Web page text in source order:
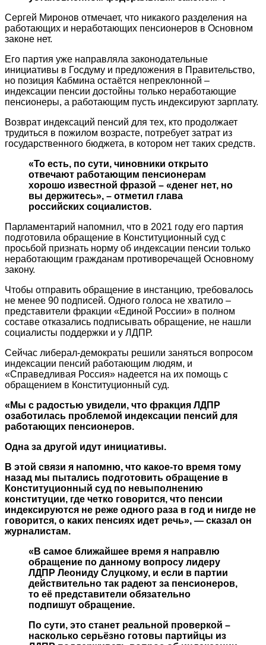
Сергей Миронов отмечает, что никакого разделения на
работающих и неработающих пенсионеров в Основном
законе нет.
Его партия уже направляла законодательные
инициативы в Госдуму и предложения в Правительство,
но позиция Кабмина остаётся непреклонной –
индексации пенсии достойны только неработающие
пенсионеры, а работающим пусть индексируют зарплату.
Возврат индексаций пенсий для тех, кто продолжает
трудиться в пожилом возрасте, потребует затрат из
государственного бюджета, в котором нет таких средств.
«То есть, по сути, чиновники открыто
отвечают работающим пенсионерам
хорошо известной фразой – «денег нет, но
вы держитесь», – отметил глава
российских социалистов.
Парламентарий напомнил, что в 2021 году его партия
подготовила обращение в Конституционный суд с
просьбой признать норму об индексации пенсии только
неработающим гражданам противоречащей Основному
закону.
Чтобы отправить обращение в инстанцию, требовалось
не менее 90 подписей. Одного голоса не хватило –
представители фракции «Единой России» в полном
составе отказались подписывать обращение, не нашли
социалисты поддержки и у ЛДПР.
Сейчас либерал-демократы решили заняться вопросом
индексации пенсий работающим людям, и
«Справедливая Россия» надеется на их помощь с
обращением в Конституционный суд.
«Мы с радостью увидели, что фракция ЛДПР
озаботилась проблемой индексации пенсий для
работающих пенсионеров.
Одна за другой идут инициативы.
В этой связи я напомню, что какое-то время тому
назад мы пытались подготовить обращение в
Конституционный суд по невыполнению
конституции, где четко говорится, что пенсии
индексируются не реже одного раза в год и нигде не
говорится, о каких пенсиях идет речь», — сказал он
журналистам.
«В самое ближайшее время я направлю
обращение по данному вопросу лидеру
ЛДПР Леониду Слуцкому, и если в партии
действительно так радеют за пенсионеров,
то её представители обязательно
подпишут обращение.
По сути, это станет реальной проверкой –
насколько серьёзно готовы партийцы из